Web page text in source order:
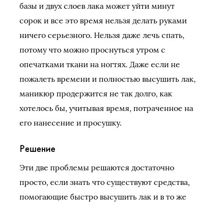
базы и двух слоев лака может уйти минут
сорок и все это время нельзя делать руками
ничего серьезного. Нельзя даже лечь спать,
потому что можно проснуться утром с
опечатками ткани на ногтях. Даже если не
пожалеть времени и полностью высушить лак,
маникюр продержится не так долго, как
хотелось бы, учитывая время, потраченное на
его нанесение и просушку.
Решение
Эти две проблемы решаются достаточно
просто, если знать что существуют средства,
помогающие быстро высушить лак и в то же